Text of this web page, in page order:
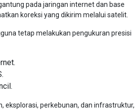
pada jaringan internet dan base
koreksi yang dikirim melalui satelit.
tetap melakukan pengukuran presisi
eksplorasi, perkebunan, dan infrastruktur,